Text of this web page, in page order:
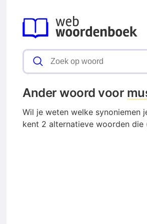
Ander woord voor
Wil je weten welke synoniemen
kent 2 alternatieve woorden